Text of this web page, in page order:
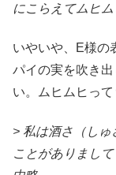
にこらえてムヒ
いやいや、E様の
パイの実を吹き
い。ムヒムヒって
> 私は酒さ（し
ことがありまして